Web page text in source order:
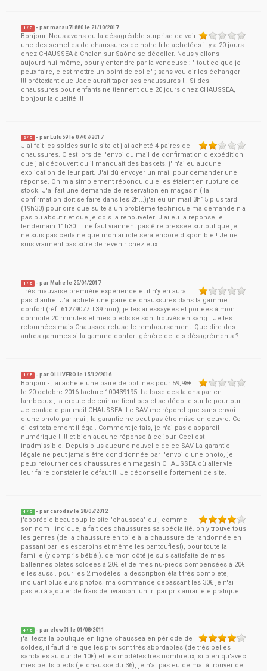
1 / 5 - parmarsu71880 le 21/10/2017
Bonjour. Nous avons eu la désagréable surprise de voir
une des semelles de chaussures de notre fille achetées il y a 20 jours
chez CHAUSSEA à Chalon sur Saône se décoller. Nous y allons
aujourd'hui même, pour y entendre par la vendeuse : " tout ce que je
peux faire, c'est mettre un point de colle" ; sans vouloir les échanger
!!! prétextant que Jade aurait taper ses chaussures !!! Si des
chaussures pour enfants ne tiennent que 20 jours chez CHAUSSEA,
bonjour la qualité !!!
2 / 5 - par Lulu59 le07/07/2017
J'ai fait les soldes sur le site et j'ai acheté 4 paires de
chaussures. C'est lors de l'envoi du mail de confirmation d'expédition
que j'ai découvert qu'il manquait des baskets. j' n'ai eu aucune
explication de leur part. J'ai dû envoyer un mail pour demander une
réponse. On m'a simplement répondu qu'elles étaient en rupture de
stock. J'ai fait une demande de réservation en magasin ( la
confirmation doit se faire dans les 2h...)j'ai eu un mail 3h15 plus tard
(19h30) pour dire que suite à un problème technique ma demande n'a
pas pu aboutir et que je dois la renouveler. J'ai eu la réponse le
lendemain 11h30. Il ne faut vraiment pas être pressée surtout que je
ne suis pas certaine que mon article sera encore disponible ! Je ne
suis vraiment pas sûre de revenir chez eux.
1 / 5 - par Mahe le 25/04/2017
Très mauvaise première expérience et il n'y en aura
pas d'autre. J'ai acheté une paire de chaussures dans la gamme
confort (réf. 61279077 T39 noir), je les ai essayées et portées à mon
domicile 20 minutes et mes pieds se sont trouvés en sang ! Je les
retournées mais Chaussea refuse le remboursement. Que dire des
autres gammes si la gamme confort génère de tels désagréments ?
1 / 5 - parOLLIVERO le15/12/2016
Bonjour - j'ai acheté une paire de bottines pour 59,98€
le 20 octobre 2016 facture 100439195. La base des talons par en
lambeaux , la croute de cuir ne tient pas et se décolle sur le pourtour.
Je contacte par mail CHAUSSEA. Le SAV me répond que sans envoi
d'une photo par mail, la garantie ne peut pas être mise en oeuvre. Ce
ci est totalement illégal. Comment je fais, je n'ai pas d'appareil
numérique !!!!! et bien aucune réponse à ce jour. Ceci est
inadmissible. Depuis plus aucune nouvelle de ce SAV La garantie
légale ne peut jamais être conditionnée par l'envoi d'une photo, je
peux retourner ces chaussures en magasin CHAUSSEA où aller vle
leur faire constater le défaut !!! Je déconseille fortement ce site.
4 / 5 - parcarodav le 28/07/2012
j'apprécie beaucoup le site "chaussea" qui, comme
son nom l'indique, a fait des chaussures sa spécialité. on y trouve tous
les genres (de la chaussure en toile à la chaussure de randonnée en
passant par les escarpins et même les pantoufles!), pour toute la
famille (y compris bébé!). de mon côté je suis satisfaite de mes
ballerines plates soldées à 20€ et de mes nu-pieds compensées à 20€
elles aussi. pour les 2 modèles la description était très complète,
incluant plusieurs photos. ma commande dépassant les 30€ je n'ai
pas eu à ajouter de frais de livraison. un tri par prix aurait été pratique.
4 / 5 - parelow91 le01/08/2011
j'ai testé la boutique en ligne chaussea en période de
soldes, il faut dire que les prix sont très abordables (de très belles
sandales autour de 10€) et les modèles très nombreux, si bien qu'avec
mes petits pieds (je chausse du 36), je n'ai pas eu de mal à trouver de